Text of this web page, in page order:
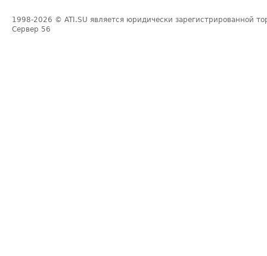
1998-2026 © ATI.SU является юридически зарегистрированной
Сервер 56